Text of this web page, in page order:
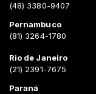
(48) 3380-9407
Pernambuco
(81) 3264-1780
Rio de Janeiro
(21) 2391-7675
Paraná